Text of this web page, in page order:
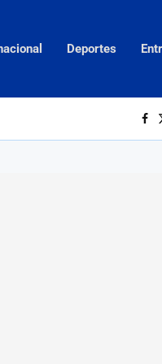
Deportes